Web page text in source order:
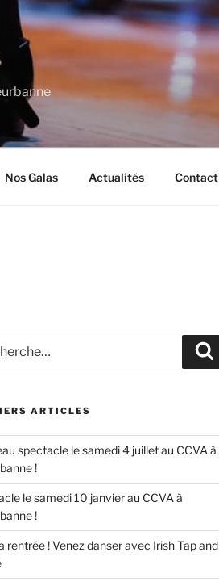
Nos Galas Actualités Contact
ARTICLES
spectacle le samedi 4 juillet au CCVA à
!
le samedi 10 janvier au CCVA à
!
rentrée ! Venez danser avec Irish Tap and